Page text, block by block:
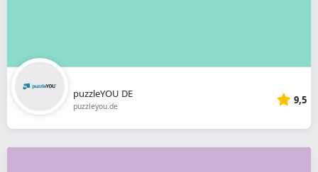
puzzleYOU DE
puzzleyou.de 9,5